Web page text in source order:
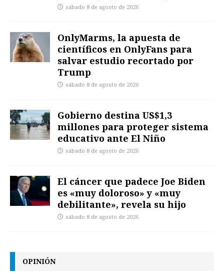
sábado 8 de agosto de 2026
OnlyMarms, la apuesta de
científicos en OnlyFans para
salvar estudio recortado por
Trump
sábado 8 de agosto de 2026
Gobierno destina US$1,3
millones para proteger sistema
educativo ante El Niño
sábado 8 de agosto de 2026
El cáncer que padece Joe Biden
es «muy doloroso» y «muy
debilitante», revela su hijo
sábado 8 de agosto de 2026
OPINIÓN